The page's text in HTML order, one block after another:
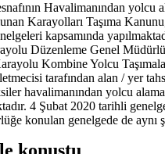
Havalimanından yolcu
Karayolları Taşıma
kapsamında
Düzenleme Genel
Kombine Yolcu
tarafından alan / yer
havalimanından yolcu
4 Şubat 2020 tarihli
konulan genelgede de aynı